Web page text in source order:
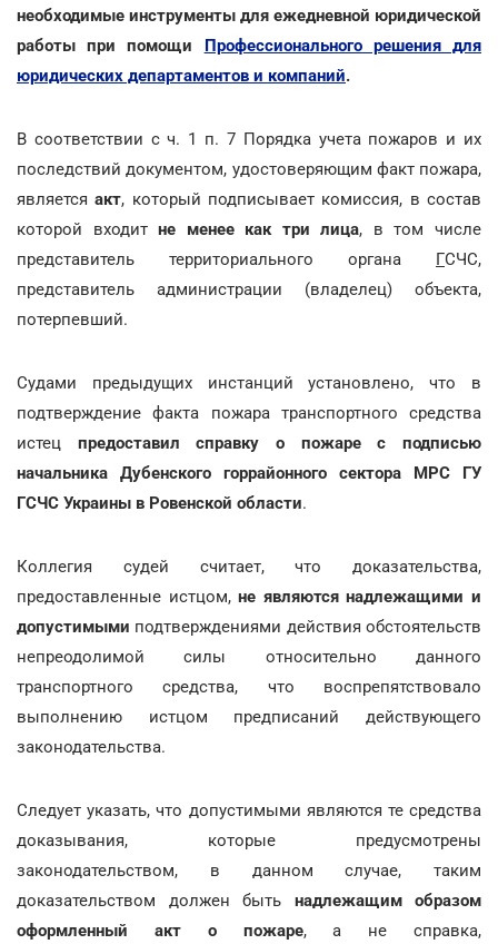
необходимые инструменты для ежедневной юридической
работы при помощи Профессионального решения для
юридических департаментов и компаний.
В соответствии с ч. 1 п. 7 Порядка учета пожаров и их
последствий документом, удостоверяющим факт пожара,
являетсяакт, который подписывает комиссия, в состав
которой входитне менее как три лица, в том числе
представитель территориального органа ГСЧС,
представитель администрации (владелец) объекта,
потерпевший.
Судами предыдущих инстанций установлено, что в
подтверждение факта пожара транспортного средства
истец предоставил справку о пожаре с подписью
начальника Дубенского горрайонного сектора МРС ГУ
ГСЧС Украины в Ровенской области.
Коллегия судей считает, что доказательства,
предоставленные истцом,не являются надлежащими и
допустимыми подтверждениями действия обстоятельств
непреодолимой силы относительно данного
транспортного средства, что воспрепятствовало
выполнению истцом предписаний действующего
законодательства.
Следует указать, что допустимыми являются те средства
доказывания, которые предусмотрены
законодательством, в данном случае, таким
доказательством должен быть надлежащим образом
оформленный акт о пожаре, а не справка,